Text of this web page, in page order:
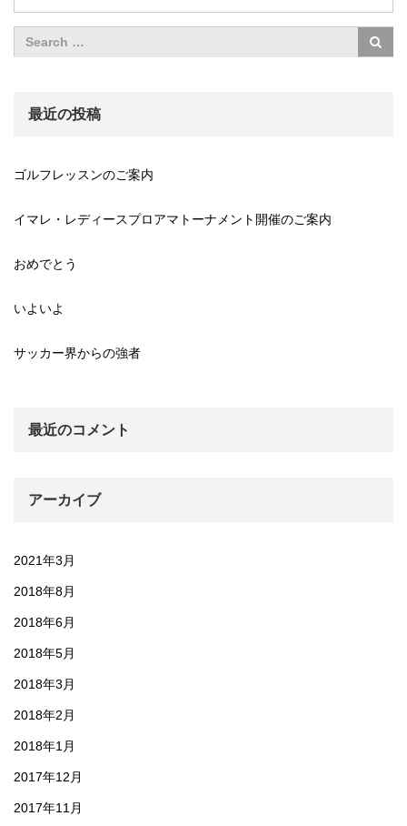
最近の投稿
ゴルフレッスンのご案内
イマレ・レディースプロアマトーナメント開催のご案内
おめでとう
いよいよ
サッカー界からの強者
最近のコメント
アーカイブ
2021年3月
2018年8月
2018年6月
2018年5月
2018年3月
2018年2月
2018年1月
2017年12月
2017年11月